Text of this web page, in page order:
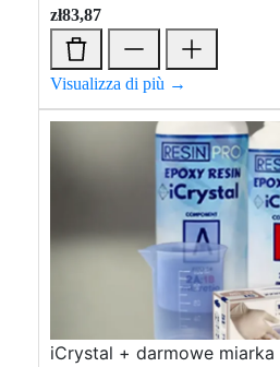
zł83,87
Visualizza di più →
iCrystal + darmowe